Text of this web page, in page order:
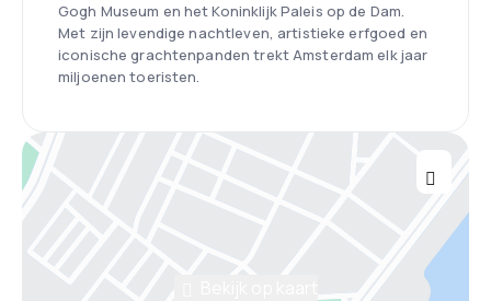
Gogh Museum en het Koninklijk Paleis op de Dam.
Met zijn levendige nachtleven, artistieke erfgoed en
iconische grachtenpanden trekt Amsterdam elk jaar
miljoenen toeristen.